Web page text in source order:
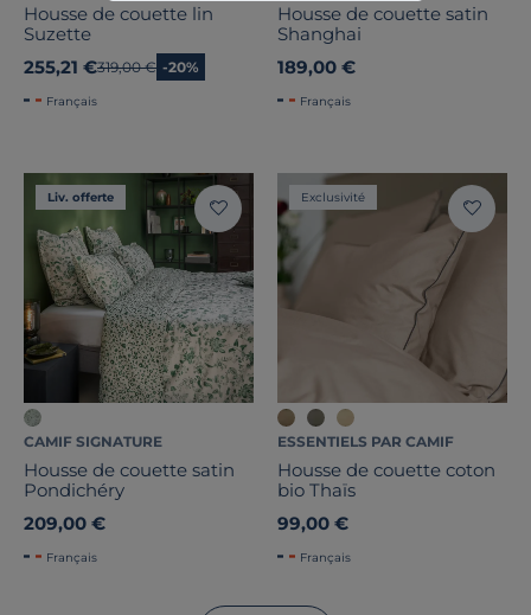
Housse de couette lin
Suzette
255,21 €Ancien prix
319,00 € -20%
Français
Housse de couette satin
Shanghai
189,00 €
Français
Liv. offerte
CAMIF SIGNATURE
Housse de couette satin
Pondichéry
209,00 €
Français
Exclusivité
ESSENTIELS PAR CAMIF
Housse de couette coton
bio Thaïs
99,00 €
Français